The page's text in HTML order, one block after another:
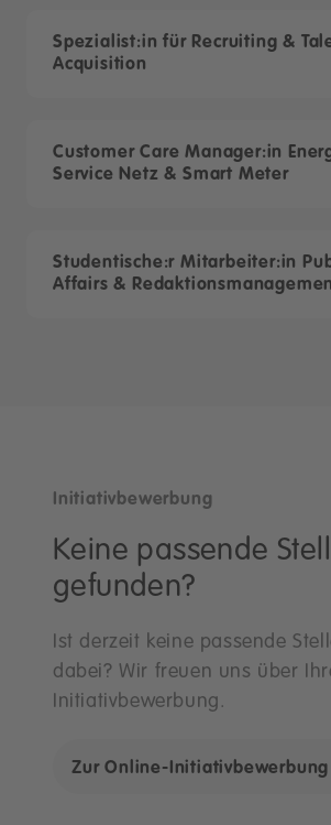
Spezialist:in für Recruiting &
Acquisition
Customer Care Manager:in
Service Netz & Smart Meter
Studentische:r Mitarbeiter:in
Affairs &
Initiativbewerbung
Keine passende
gefunden?
Ist derzeit keine passende
dabei? Wir freuen uns über
Initiativbewerbung.
Zur Online-Initiativbewerbung